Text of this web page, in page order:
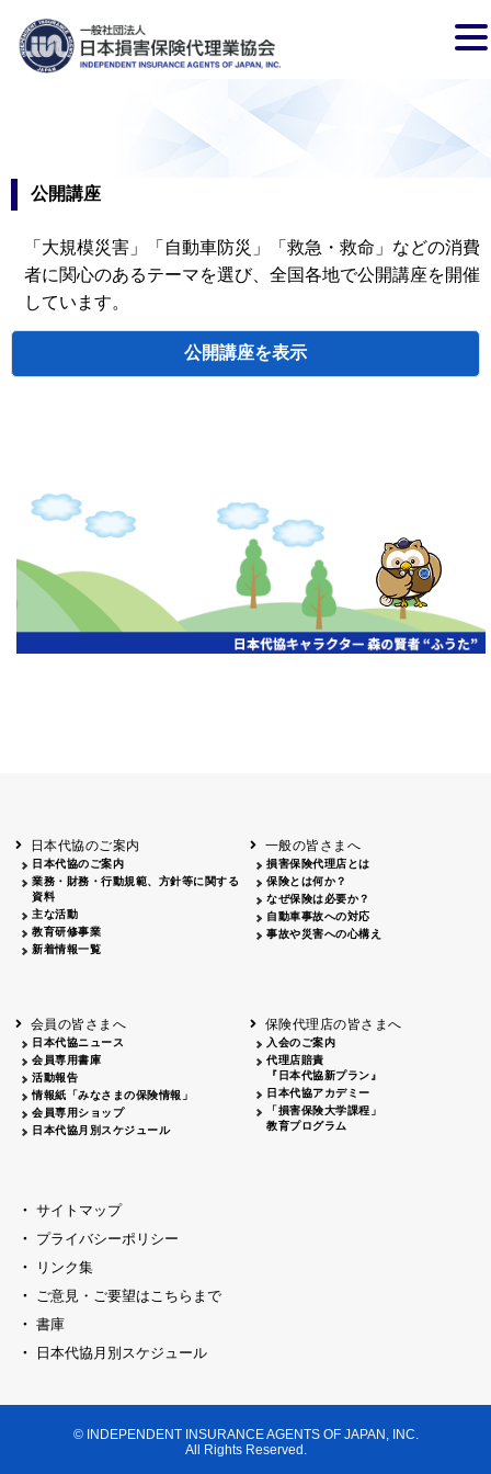
公開講座
「大規模災害」「自動車防災」「救急・救命」などの消費
者に関心のあるテーマを選び、全国各地で公開講座を開催
しています。
公開講座
申し訳ございません、この年度の情報はまだありません。
日本代協のご案内
日本代協のご案内
業務・財務・行動規範、方針等に関する
資料
主な活動
教育研修事業
新着情報一覧
一般の皆さまへ
損害保険代理店とは
保険とは何か？
なぜ保険は必要か？
自動車事故への対応
事故や災害への心構え
会員の皆さまへ
日本代協ニュース
会員専用書庫
活動報告
情報紙「みなさまの保険情報」
会員専用ショップ
日本代協月別スケジュール
保険代理店の皆さまへ
入会のご案内
代理店賠責
『日本代協新プラン』
日本代協アカデミー
「損害保険大学課程」
教育プログラム
サイトマップ
プライバシーポリシー
リンク集
ご意見・ご要望はこちらまで
書庫
日本代協月別スケジュール
© INDEPENDENT INSURANCE AGENTS OF JAPAN, INC.
All Rights Reserved.